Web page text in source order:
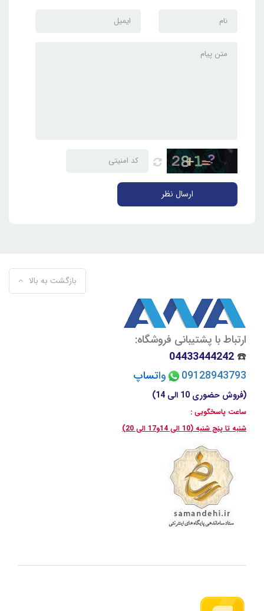
ارسال نظر
بازگشت به بالا
ارتباط با پشتیبانی فروشگاه:
☎️
04433444242
09128943793
واتساپ
(فروش حضوری 10 الی 14)
ساعت پاسخگویی :
شنبه تا پنج شنبه (10 الی 14و17 الی 20)